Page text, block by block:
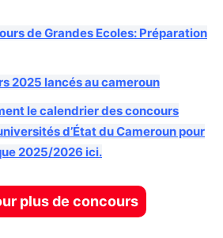
de Grandes Ecoles: Préparation
2025 lancés au cameroun
le calendrier des concours
d’État du Cameroun pour
2025/2026 ici.
plus de concours